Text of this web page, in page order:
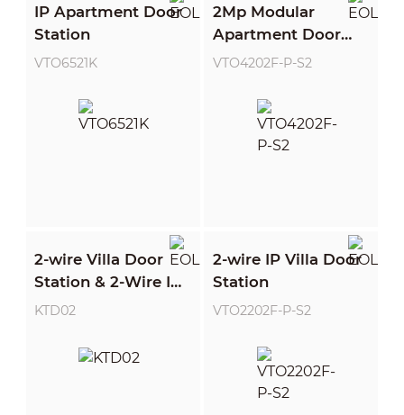
IP Apartment Door
Station
VTO6521K
2Mp Modular
Apartment Door
Station
VTO4202F-P-S2
2-wire Villa Door
Station & 2-Wire IP
and Wi-Fi Indoor
KTD02
2-wire IP Villa Door
Station
VTO2202F-P-S2